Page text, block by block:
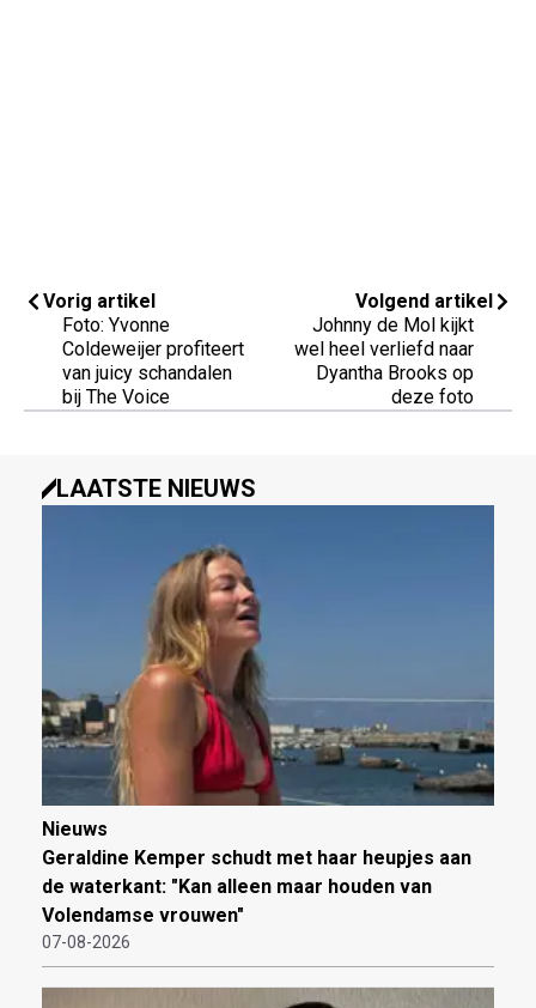
Vorig artikel
Foto: Yvonne
Coldeweijer profiteert
van juicy schandalen
bij The Voice
Volgend artikel
Johnny de Mol kijkt
wel heel verliefd naar
Dyantha Brooks op
deze foto
LAATSTE NIEUWS
Nieuws
Geraldine Kemper schudt met haar heupjes aan
de waterkant: "Kan alleen maar houden van
Volendamse vrouwen"
07-08-2026